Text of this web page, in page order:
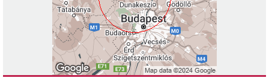
Képzésnaptár